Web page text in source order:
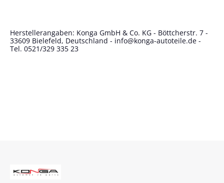
Herstellerangaben: Konga GmbH & Co. KG - Böttcherstr. 7 -
33609 Bielefeld, Deutschland - info@konga-autoteile.de -
Tel. 0521/329 335 23